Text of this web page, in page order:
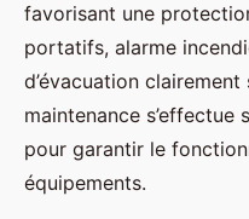
favorisant une
portatifs, alarme
d’évacuation clairement
maintenance
pour garantir le
équipements.